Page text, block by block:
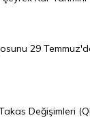
29
Değişimleri